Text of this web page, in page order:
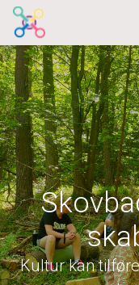
Kultur kan